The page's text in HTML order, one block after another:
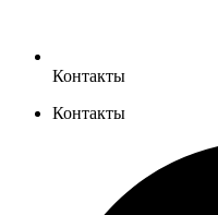
Контакты
Контакты